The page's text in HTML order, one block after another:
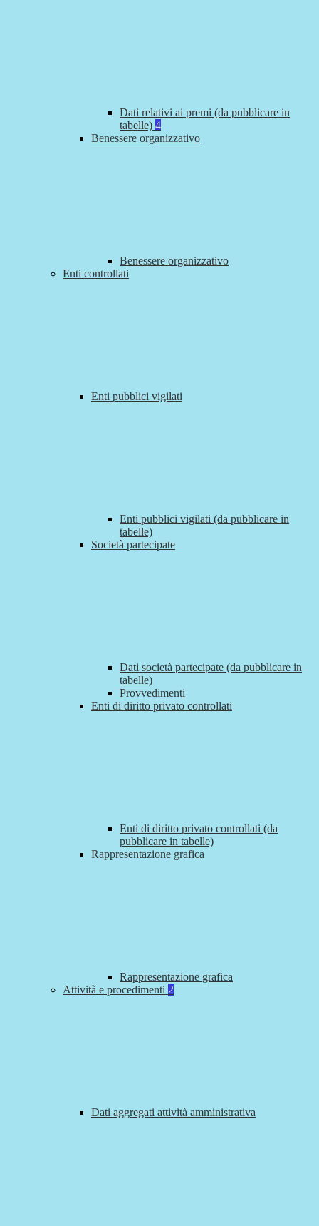
Dati relativi ai premi (da pubblicare in
tabelle) 4
Benessere organizzativo
Benessere organizzativo
Enti controllati
Enti pubblici vigilati
Enti pubblici vigilati (da pubblicare in
tabelle)
Società partecipate
Dati società partecipate (da pubblicare in
tabelle)
Provvedimenti
Enti di diritto privato controllati
Enti di diritto privato controllati (da
pubblicare in tabelle)
Rappresentazione grafica
Rappresentazione grafica
Attività e procedimenti 2
Dati aggregati attività amministrativa